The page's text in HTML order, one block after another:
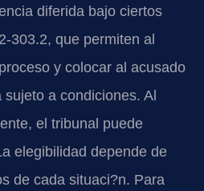
diferida bajo ciertos
303.2, que permiten al
y colocar al acusado
a condiciones. Al
el tribunal puede
elegibilidad depende de
de cada situaci?n. Para